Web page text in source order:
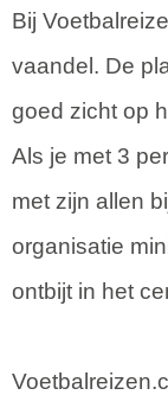
Bij
vaandel. De
goed zicht op
Als je met 3
met zijn allen
organisatie
ontbijt in het